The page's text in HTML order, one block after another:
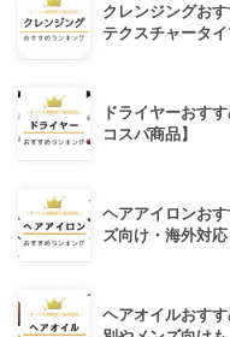
クレンジングお
テクスチャータイ
ドライヤーおす
コスパ商品】
ヘアアイロンお
ズ向け・海外対応
ヘアオイルおす